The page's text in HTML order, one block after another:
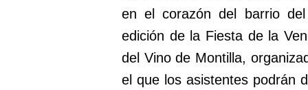
en el corazón del barrio
edición de la Fiesta de la
del Vino de Montilla,
el que los asistentes podrán